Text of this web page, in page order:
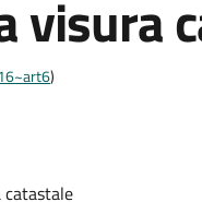
visura
)
catastale